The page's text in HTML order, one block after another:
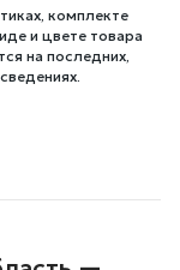
комплекте
и цвете товара
на последних,